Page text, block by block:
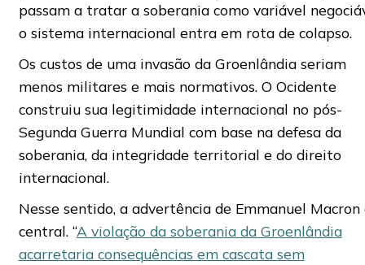
passam a tratar a soberania como variável
o sistema internacional entra em rota de colapso.
Os custos de uma invasão da Groenlândia seriam
menos militares e mais normativos. O Ocidente
construiu sua legitimidade internacional no pós-
Segunda Guerra Mundial com base na defesa da
soberania, da integridade territorial e do direito
internacional.
Nesse sentido, a advertência de Emmanuel Macron
central. “A violação da soberania da Groenlândia
acarretaria consequências em cascata sem